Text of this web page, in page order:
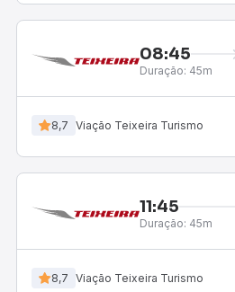
08:45
Duração: 45m
8,7 Viação Teixeira Turismo
11:45
Duração: 45m
8,7 Viação Teixeira Turismo